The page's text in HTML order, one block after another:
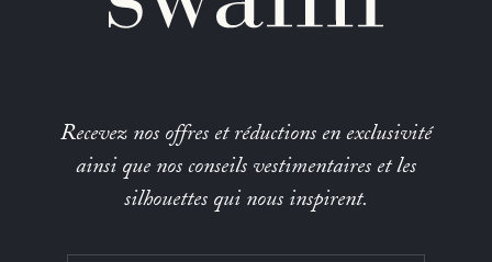
Recevez nos offres et réductions en exclusivité
ainsi que nos conseils vestimentaires et les
silhouettes qui nous inspirent.